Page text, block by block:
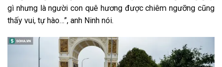
gì nhưng là người con quê hương được chiêm ngưỡng cũng
thấy vui, tự hào…”, anh Ninh nói.